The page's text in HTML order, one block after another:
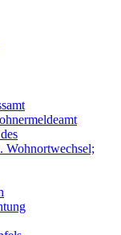
Wohnortwechsel;